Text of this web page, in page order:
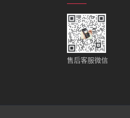
售后客服微信